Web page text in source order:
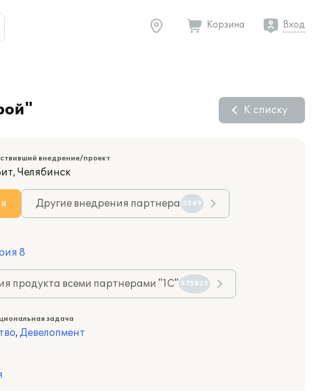
Корзина Вход
К списку
внедрение/проект
Челябинск
Другие внедрения партнера 5549
8
продукта всеми партнерами "1С" 575825
задача
, Девелопмент